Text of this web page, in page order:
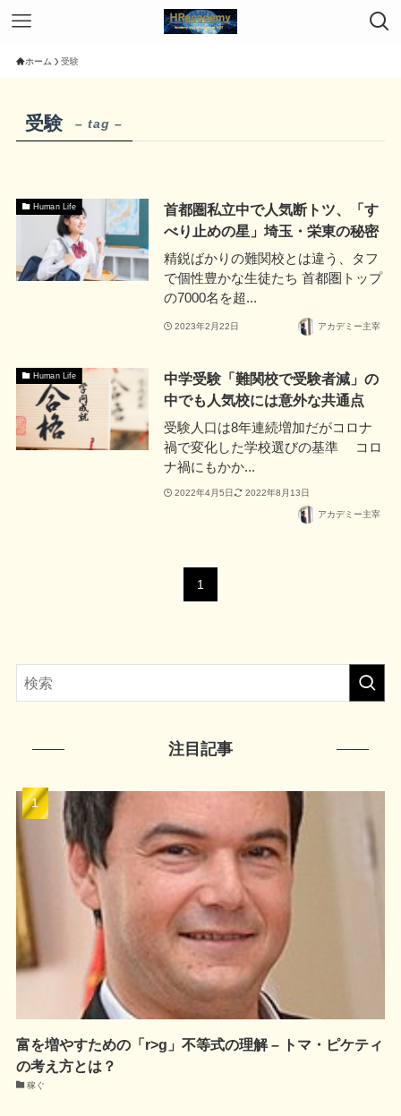
ホーム 受験
受験 – tag –
Human Life
首都圏私立中で人気断トツ、「す
べり止めの星」埼玉・栄東の秘密
精鋭ばかりの難関校とは違う、タフ
で個性豊かな生徒たち 首都圏トップ
の7000名を超...
2023年2月22日 アカデミー主宰
Human Life
中学受験「難関校で受験者減」の
中でも人気校には意外な共通点
受験人口は8年連続増加だがコロナ
禍で変化した学校選びの基準 コロ
ナ禍にもかか...
2022年4月5日 2022年8月13日
アカデミー主宰
1
注目記事
富を増やすための「r>g」不等式の理解 – トマ・ピケティ
の考え方とは？
稼ぐ